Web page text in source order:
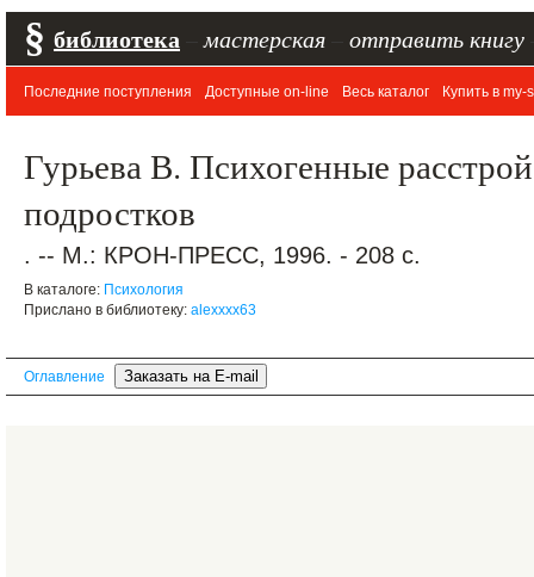
§ библиотека мастерская отправить книгу
Последние поступления Доступные on-line Весь каталог Купить в my-
Гурьева В. Психогенные
подростков
. -- М.: КРОН-ПРЕСС, 1996. - 208 с.
В каталоге: Психология
Прислано в библиотеку: alexxxx63
Оглавление